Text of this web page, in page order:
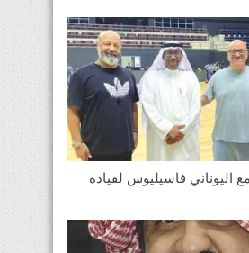
اليوناني فاسيليوس لقيادة